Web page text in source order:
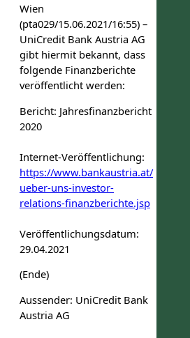
Wien
(pta029/15.06.2021/16:55) –
UniCredit Bank Austria AG
gibt hiermit bekannt, dass
folgende Finanzberichte
veröffentlicht werden:
Bericht: Jahresfinanzbericht
2020
Internet-Veröffentlichung:
https://www.bankaustria.at/
ueber-uns-investor-
relations-finanzberichte.jsp
Veröffentlichungsdatum:
29.04.2021
(Ende)
Aussender: UniCredit Bank
Austria AG